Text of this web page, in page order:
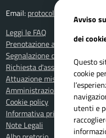
Email:
Leggi le FAQ
Prenotazione appuntamento
Segnalazione disservizio
Richiesta d'assistenza
Attuazione misure PNRR
Amministrazione trasparente
Cookie policy
Informativa privacy
Note Legali
Avviso
dei
Questo
cookie
utenti e